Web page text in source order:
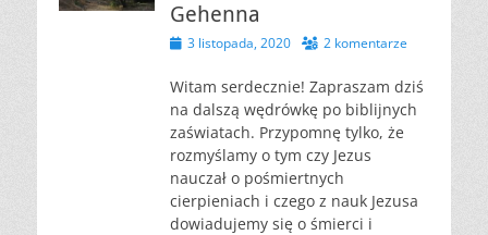
Gehenna
Opublikowano
3 listopada, 2020 2 komentarze
Witam serdecznie! Zapraszam dziś
na dalszą wędrówkę po biblijnych
zaświatach. Przypomnę tylko, że
rozmyślamy o tym czy Jezus
nauczał o pośmiertnych
cierpieniach i czego z nauk Jezusa
dowiadujemy się o śmierci i